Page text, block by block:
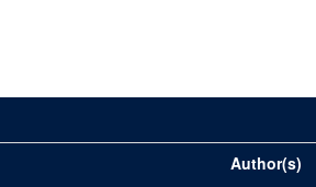
Author(s)